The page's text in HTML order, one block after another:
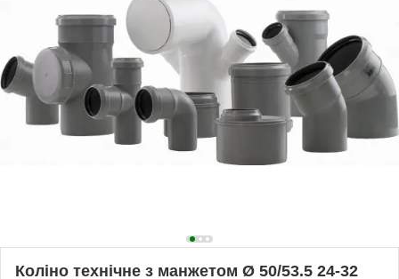
Коліно технічне з манжетом Ø 50/53.5 24-32